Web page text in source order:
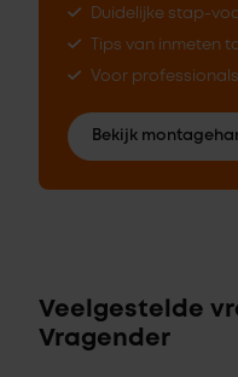
Duidelijke stap-
Tips van inmeten
Voor
Bekijk
Veelgestelde
Vragender